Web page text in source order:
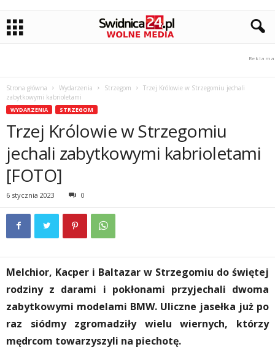
Strona główna Wydarzenia Strzegom
Trzej Królowie w Strzegomiu jechali
zabytkowymi kabrioletami
WYDARZENIA STRZEGOM
Trzej Królowie w Strzegomiu
jechali zabytkowymi kabrioletami
[FOTO]
6 stycznia 2023 0
Melchior, Kacper i Baltazar w Strzegomiu do świętej
rodziny z darami i pokłonami przyjechali dwoma
zabytkowymi modelami BMW. Uliczne jasełka już po
raz siódmy zgromadziły wielu wiernych, którzy
mędrcom towarzyszyli na piechotę.